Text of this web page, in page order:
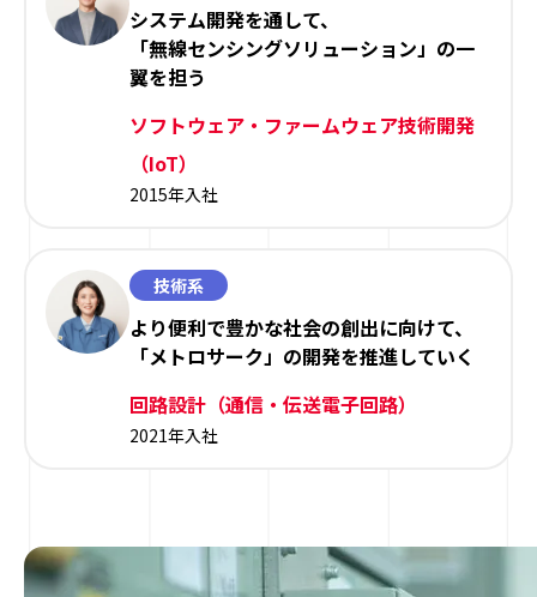
システム開発を通して、
「無線センシングソリューション」の一
翼を担う
ソフトウェア・ファームウェア技術開発
（IoT）
2015年入社
技術系
より便利で豊かな社会の創出に向けて、
「メトロサーク」の開発を推進していく
回路設計（通信・伝送電子回路）
2021年入社